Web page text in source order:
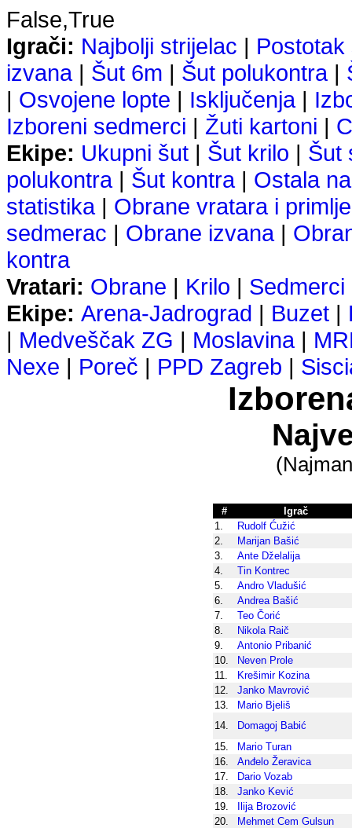
False,True
Igrači: Najbolji strijelac | Postotak
izvana| Šut 6m | Šut polukontra|
| Osvojene lopte | Isključenja|
Izboreni sedmerci | Žuti kartoni |
Ekipe: Ukupni šut | Šut krilo | Šut
polukontra| Šut kontra| Ostala
statistika| Obrane vratara i
sedmerac | Obrane izvana|
kontra
Vratari: Obrane | Krilo | Sedmerci
Ekipe: Arena-Jadrograd | Buzet |
| Medveščak ZG | Moslavina|
Nexe | Poreč | PPD Zagreb |
#
Igrač
1.
Rudolf Ćužić
2.
Marijan Bašić
3.
Ante Dželalija
4.
Tin Kontrec
5.
Andro Vladušić
6.
Andrea Bašić
7.
Teo Čorić
8.
Nikola Raič
9.
Antonio Pribanić
10.
Neven Prole
11.
Krešimir Kozina
12.
Janko Mavrović
13.
Mario Bjeliš
14.
Domagoj Babić
15.
Mario Turan
16.
Anđelo Žeravica
17.
Dario Vozab
18.
Janko Kević
19.
Ilija Brozović
20.
Mehmet Cem Gulsun